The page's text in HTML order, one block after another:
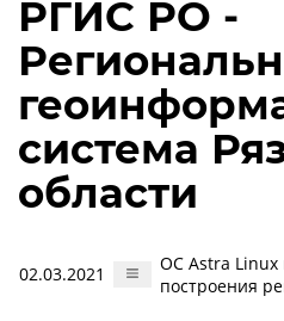
РГИС РО -
система
области
02.03.2021
ОС Astra Linux
построения